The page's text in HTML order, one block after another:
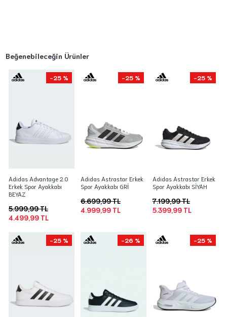
Beğenebileceğin Ürünler
-25 %
Adidas Advantage 2.0
Erkek Spor Ayakkabı
BEYAZ
4.499,99 TL
5.999,99 TL
-25 %
Adidas Astrastar Erkek
Spor Ayakkabı GRİ
4.999,99 TL
6.699,99 TL
-25 %
Adidas Astrastar Erkek
Spor Ayakkabı SİYAH
5.399,99 TL
7.199,99 TL
-25 % -26 % -25 %